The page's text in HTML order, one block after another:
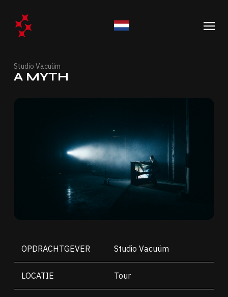
Studio Vacuüm
A MYTH
OPDRACHTGEVER Studio Vacuüm
LOCATIE Tour